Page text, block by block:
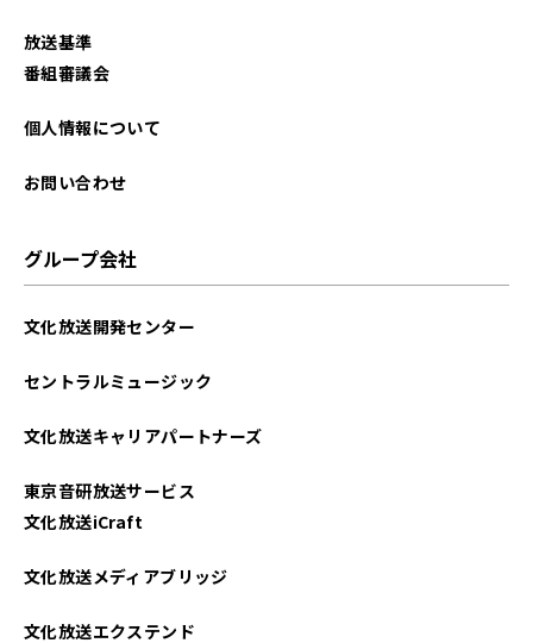
放送基準
番組審議会
個人情報について
お問い合わせ
グループ会社
文化放送開発センター
セントラルミュージック
文化放送キャリアパートナーズ
東京音研放送サービス
文化放送iCraft
文化放送メディアブリッジ
文化放送エクステンド